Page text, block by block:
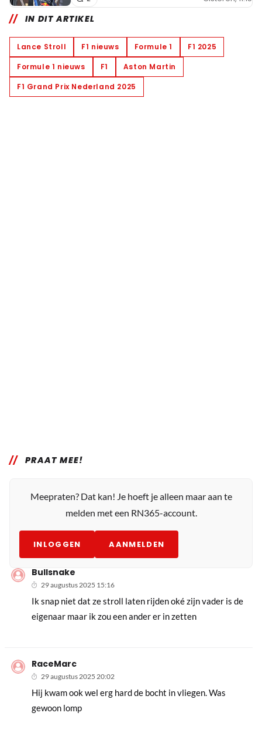
IN DIT ARTIKEL
Lance Stroll F1 nieuws Formule 1
F1 2025
Formule 1 nieuws
F1
Aston Martin
F1 Grand Prix Nederland 2025
PRAAT MEE!
Meepraten? Dat kan! Je hoeft je alleen maar aan te
melden met een RN365-account.
INLOGGEN AANMELDEN
Bullsnake
29 augustus 2025 15:16
Ik snap niet dat ze stroll laten rijden oké zijn vader is de
eigenaar maar ik zou een ander er in zetten
RaceMarc
29 augustus 2025 20:02
Hij kwam ook wel erg hard de bocht in vliegen. Was
gewoon lomp